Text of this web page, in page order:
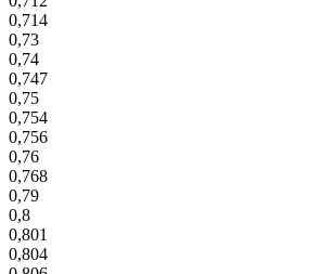
0,714
0,73
0,74
0,747
0,75
0,754
0,756
0,76
0,768
0,79
0,8
0,801
0,804